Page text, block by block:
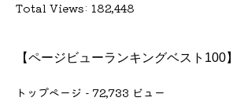
Total Views: 182,448
【ページビューランキングベスト100】
トップページ - 72,733 ビュー